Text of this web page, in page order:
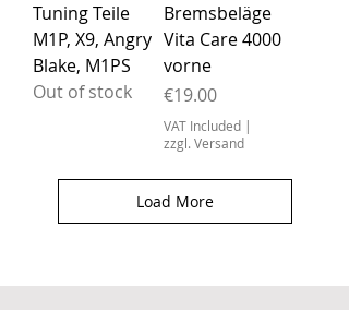
Tuning Teile
M1P, X9, Angry
Blake, M1PS
Out of stock
Bremsbeläge
Vita Care 4000
vorne
Price
€19.00
VAT Included |
zzgl. Versand
Load More